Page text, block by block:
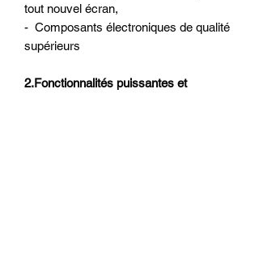
tout nouvel écran,
- Composants électroniques de qualité
supérieurs
2.Fonctionnalités puissantes et